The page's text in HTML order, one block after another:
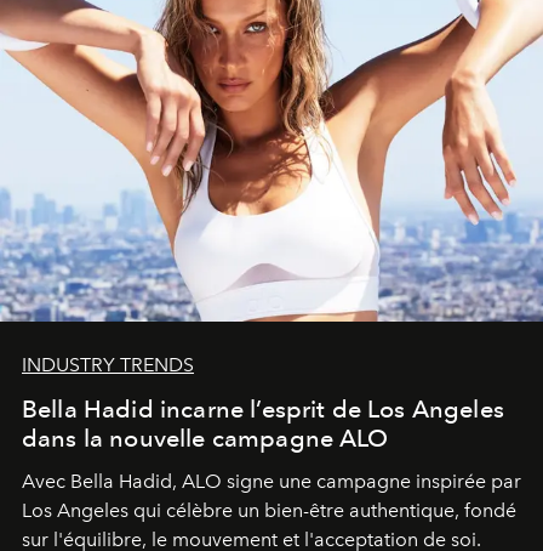
INDUSTRY TRENDS
Bella Hadid incarne l’esprit de Los Angeles
dans la nouvelle campagne ALO
Avec Bella Hadid, ALO signe une campagne inspirée par
Los Angeles qui célèbre un bien-être authentique, fondé
sur l'équilibre, le mouvement et l'acceptation de soi.